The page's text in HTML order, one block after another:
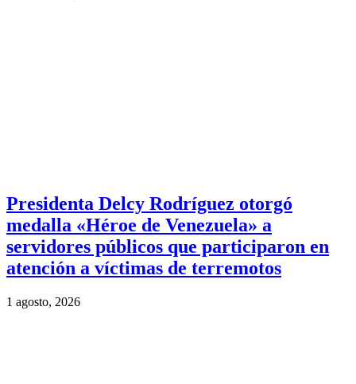
Presidenta Delcy Rodríguez otorgó
medalla «Héroe de Venezuela» a
servidores públicos que participaron en
atención a víctimas de terremotos
1 agosto, 2026